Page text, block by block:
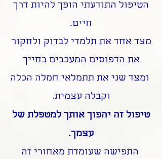
הטיפול התודעתי הופך להיות דרך
חיים.
מצד אחד את תלמדי לבדוק ולחקור
את הדפוסים המעכבים בחייך
ומצד שני את תתמלאי חמלה הכלה
וקבלה עצמית.
טיפול זה יהפוך אותך למטפלת של
עצמך.
התפישה שעומדת מאחורי זה